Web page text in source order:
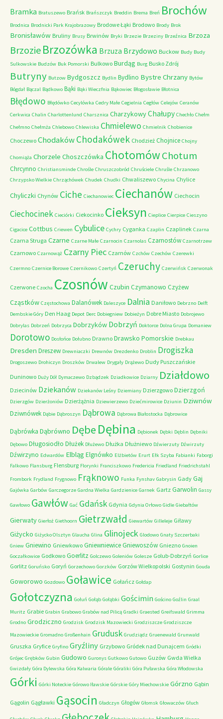
Bramka Bratuszewo Brańsk Brańszczyk Breddin Brema Breń Brochów
Brodnica Brodnicki Park Krajobrazowy Brodowe Łąki Brodowo Brody Brok
Bronisławów Bruliny Brusy Brwinów Bryki Brzezie Brzeziny Brzeźnica Brzoza
Brzozie Brzozówka Brzuza Brzydowo Buckow Budy Budy
Sulkowskie Budzów Buk Pomorski Bulkowo Burdąg Burg Busko Zdrój
Butryny Butzow Bydgoszcz Bydlin Bydlino Bystre Chrzany Bytów
Bógdał Bączal Bądkowo Bąki Bąki Wieczfnia Bąkowiec Błogosławie Błotnica
Błędowo Błędówko Cecylówka Cedry Małe Cegielnia Cegłów Celejów Ceranów
Cerkwica Chalin Charlottenlund Charsznica CharzykowyChałupy Chechło Chełm
Chełmno Chełmża Chlebowo Chlewiska Chmielewo Chmielnik Chobienice
Choczewo ChodakówChodakówek Chodzież Chojnice Chojny
Chomiąża Chorzele Choszczówka ChotomówChotum
Chrcynno Christiansminde Chrośle Chruszczobród Chruściele Chruśle Chrzanowo
Chrzypsko Wielkie Chrząchówek Chudek Chudki Chwaliszewo Chycina Chylice
Chyliczki Chynów Ciche Ciechanowiec Ciechanów Ciechocin
Ciechocinek Cieciórki Ciekocinko Cieksyn Cieplice Cierpice Cieszyno
Cigacice Cottbus Criewen Cybulice Cychry Cyganka Czaplin Czaplinek Czarna
Czarna Struga Czarne Czarne Małe Czarnocin Czarnolas Czarnostów Czarnotrzew
Czarnowo Czarnowąż Czarny Piec Czarnów Czchów Czechów Czerewki
Czermno Czernice Borowe Czernikowo Czertyń Czeruchy Czerwińsk Czerwonak
Czerwone Czocha Czosnów Czubin Czymanowo Czyżew
Cząstków Częstochowa Dalanówek Daleszyce Dalnia Daniłowo Debrzno Delft
Dembskie Góry Den Haag Depot Derc Dobiegniew Dobieżyn Dobre Miasto Dobrojewo
Dobrylas Dobrzeń Dobrzyca Dobrzyków Dobrzyń Doktorce Dolna Grupa Domaniew
Dorotowo Dosłońce Dołubno Drawno Drawsko Pomorskie Drebkau
Dresden Dreszew Drewniaczki Drewnów Drezdenko Droblin Drogiszka
Drogoszewo Drohiczyn Droszków Drwalew Drygały Drążewo Dudy Puszczańskie
Duninowo Duży Dół Dymaczewo Dzbądzek Dziadkowice Dziarny Działdowo
Dziecinów Dziekanów Dziekanów Leśny Dziemiany Dzierzgowo Dzierzgoń
Dzierzgów Dzierżoniów Dzierżążnia Dziewierzewo Dziećmirowice Dziunin Dziwnów
Dziwnówek Dąbie Dąbroszyn Dąbrowa Dąbrowa Białostocka Dąbrowice
Dąbrówka Dąbrówno Dębe Dębina Dębionek Dębki Dęblin Dębniki
Dębowo Długosiodło Dłużek Dłużewo Dłużka Dłużniewo Dźwierzuty Dźwirzuty
Dźwirzyno Edwardów Elbląg Elgnówko Elżbietów Erurt Ełk Szyba Fabianki Faborgi
Falkowo Flansburg Flensburg Florynki Franciszkowo Fredericia Friedland Friedrichstahl
Frombork Frydland Frygnowo Frąknowo Funka Fynshav Gabrysin Gady Gaj
Gajówka Garbów Garczegorze Gardna Wielka Gardzienice Garnek Gartz Garwolin Gassy
Gawłowo Gawłów Gać Gdańsk Gdynia Gdynia Orłowo Gidle Giebałtów
Gierwaty Gierłoż Giethoorn Gietrzwałd Giewartów Gilleleje Giławy
Giżycko Giżycko Olsztyn Glaucha Glina Glinojeck Glodowo Gnaty Szczerbaki
Gniew Gniewino Gniewkowo GniewniewiceGniewoszów Gniezno Gnoien
Goczałkowice Godkowo Goerlitz Golczewo Goleniów Golesze Golub-Dobrzyń Gorlice
Gorlitz Goruńsko Goryń Gorzechowo Gorzków Gorzów Wielkopolski Gostynin Gouda
Goworowo Gozdowo Goławice Gołańcz Gołdap
Gołotczyzna Gołuń Gołąb Gołąbki Gościmin Gościno Goźlin Graal
Muritz Grabie Grabin Grabowo Grabów nad Pilicą Gradki Graested Greifswald Grimma
Grodno Grodziczno Grodzisk Grodzisk Mazowiecki Grodziszcze Grodziszcze
Mazowieckie Gromadno Großenhain Grudusk Grudziądz Gruenewald Grunwald
Gruszka Gryfice Gryfino Gryźliny Grzybowo Gródek nad Dunajcem Gródki
Grójec Grębków Gubin Gudowo Guronys Gutkowo Gutowo Guzów Gwda Wielka
Gwizdały Góra Dylewska Góra Kalwaria Górale Góraliki Góra Puławska Góra Włodowska
Górki Górki Noteckie Górowo Iławskie Górskie Góry Miechowskie Górzno Gąbin
Gągolin Gągławki Gąsocin Gładczyn Głogów Głomsk Głowaczów Głuch